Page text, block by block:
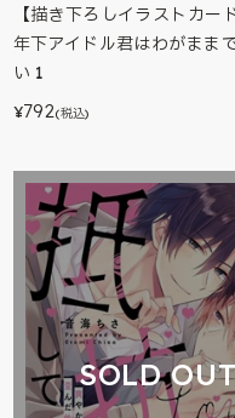
【描き下ろしイラストカー
年下アイドル君はわがまま
い 1
¥792(税込)
SOLD